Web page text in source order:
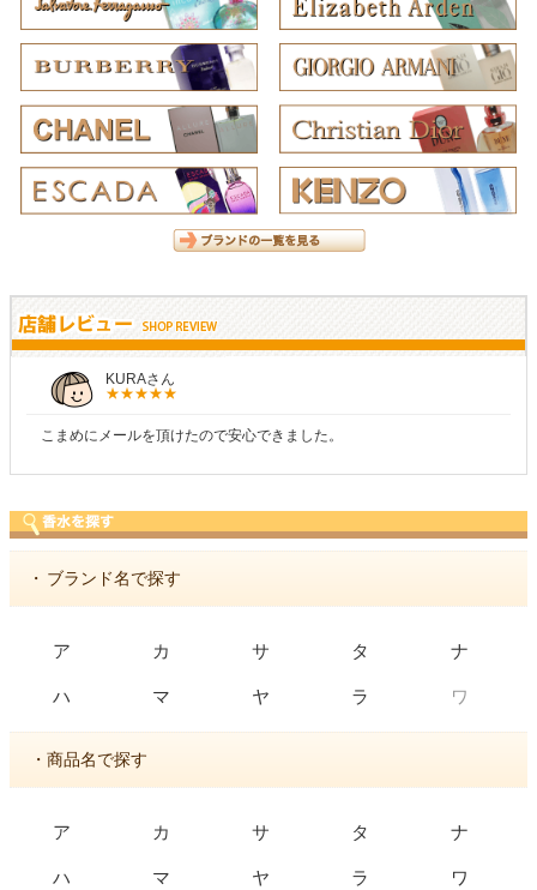
安心できました。
・ ブランド名で探す
ア カ サ タ ナ
ハ マ ヤ ラ ワ
・商品名で探す
ア カ サ タ ナ
ハ マ ヤ ラ ワ